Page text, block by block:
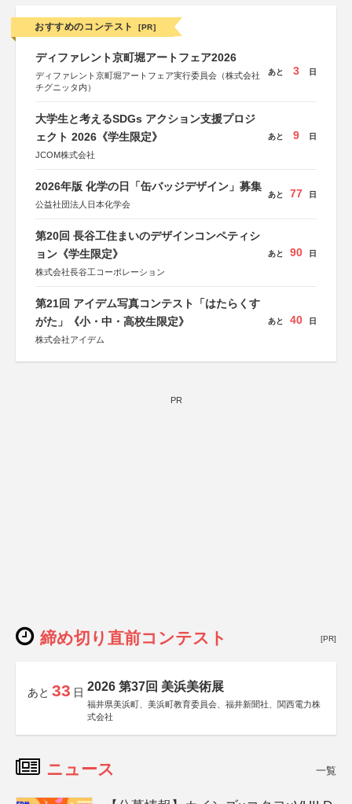
おすすめのコンテスト [PR]
ディファレント京町堀アートフェア2026
ディファレント京町堀アートフェア実行委員会（株式会社
チグニッタ内）
あと 3 日
大学生と考えるSDGs アクション支援プロジ
ェクト 2026《学生限定》
JCOM株式会社
あと 9 日
2026年版 化学の日「缶バッジデザイン」募集
公益社団法人日本化学会
あと 77 日
第20回 長谷工住まいのデザインコンペティシ
ョン《学生限定》
株式会社長谷工コーポレーション
あと 90 日
第21回 アイデム写真コンテスト「はたらくす
がた」《小・中・高校生限定》
株式会社アイデム
あと 40 日
PR
締め切り直前コンテスト [PR]
あと 33 日 2026 第37回 美浜美術展
福井県美浜町、美浜町教育委員会、福井新聞社、関西電力株
式会社
ニュース 一覧